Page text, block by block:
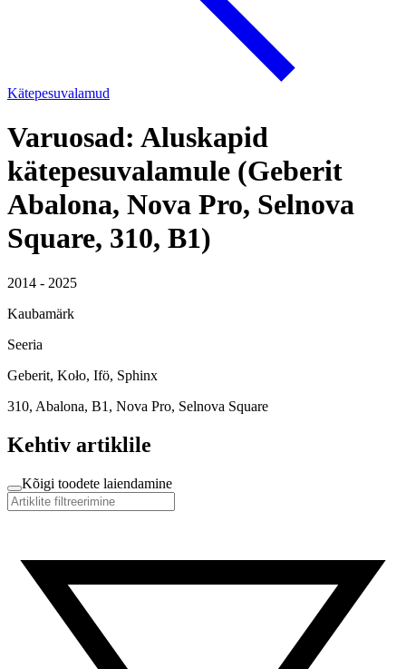
Kätepesuvalamud
Varuosad: Aluskapid
kätepesuvalamule (Geberit
Abalona, Nova Pro, Selnova
Square, 310, B1)
2014 - 2025
Kaubamärk
Seeria
Geberit, Koło, Ifö, Sphinx
310, Abalona, B1, Nova Pro, Selnova Square
Kehtiv artiklile
Kõigi toodete laiendamine